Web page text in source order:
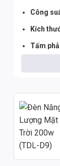
Công
Kích
Tấm
Chức
Cấu
Số chip
Diện tích